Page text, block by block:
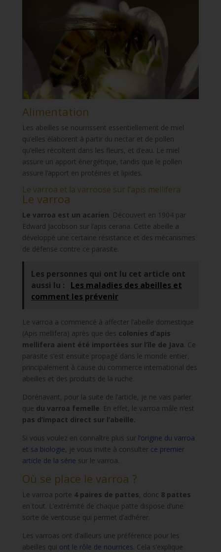
Alimentation
Les abeilles se nourrissent essentiellement de miel
qu’elles élaborent à partir du nectar et de pollen
qu’elles récoltent dans les fleurs, et d’eau. Le miel
assure un apport énergétique, tandis que le pollen
assure l’apport en protéines et lipides.
Le varroa et la varroose sur l’apis mellifera
Le varroa
Le varroa est un acarien . Découvert en 1904 par
Edward Jacobson sur l’apis cerana. Cette abeille a
développé une certaine résistance et des mécanismes
de défense contre ce parasite.
Les personnes qui ont lu cet article ont
aussi lu :
Les maladies des abeilles et
comment les prévenir
Le varroa a commencé à affecter l’abeille domestique
(Apis mellifera) après que des colonies d’apis
mellifera aient été importées sur l’île de Java . Ce
parasite s’est ensuite propagé dans le monde entier,
principalement à cause du commerce international des
abeilles et des produits de la ruche.
Dorénavant, pour la suite de l’article, je ne vais parler
que du varroa femelle . En effet, le varroa mâle n’est
pas d’impact direct sur l’abeille.
Si vous voulez en connaître plus sur l’origine du varroa
et sa biologie, je vous invite à consulter ce premier
article de la série sur le varroa.
Où se place le varroa ?
Le varroa porte 4 paires de pattes, donc 8 pattes
en tout. L’extrémité de chaque patte dispose d’une
sorte de ventouse qui permet d’adhérer.
Les varroas ont d’ailleurs une préférence pour les
abeilles qui ont le rôle de nourrices . Cela s’explique